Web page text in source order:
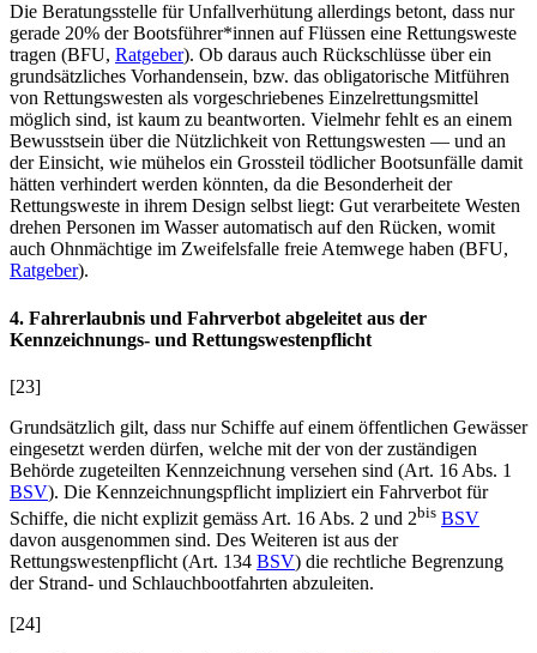
Die Beratungsstelle für Unfallverhütung allerdings betont, dass nur
gerade 20% der Bootsführer*innen auf Flüssen eine Rettungsweste
tragen (BFU, Ratgeber). Ob daraus auch Rückschlüsse über ein
grundsätzliches Vorhandensein, bzw. das obligatorische Mitführen
von Rettungswesten als vorgeschriebenes Einzelrettungsmittel
möglich sind, ist kaum zu beantworten. Vielmehr fehlt es an einem
Bewusstsein über die Nützlichkeit von Rettungswesten –– und an
der Einsicht, wie mühelos ein Grossteil tödlicher Bootsunfälle damit
hätten verhindert werden könnten, da die Besonderheit der
Rettungsweste in ihrem Design selbst liegt: Gut verarbeitete Westen
drehen Personen im Wasser automatisch auf den Rücken, womit
auch Ohnmächtige im Zweifelsfalle freie Atemwege haben (BFU,
Ratgeber).
4. Fahrerlaubnis und Fahrverbot abgeleitet aus der
Kennzeichnungs- und Rettungswestenpflicht
[23]
Grundsätzlich gilt, dass nur Schiffe auf einem öffentlichen Gewässer
eingesetzt werden dürfen, welche mit der von der zuständigen
Behörde zugeteilten Kennzeichnung versehen sind (Art. 16 Abs. 1
BSV). Die Kennzeichnungspflicht impliziert ein Fahrverbot für
Schiffe, die nicht explizit gemäss Art. 16 Abs. 2 und 2bis BSV
davon ausgenommen sind. Des Weiteren ist aus der
Rettungswestenpflicht (Art. 134 BSV) die rechtliche Begrenzung
der Strand- und Schlauchbootfahrten abzuleiten.
[24]